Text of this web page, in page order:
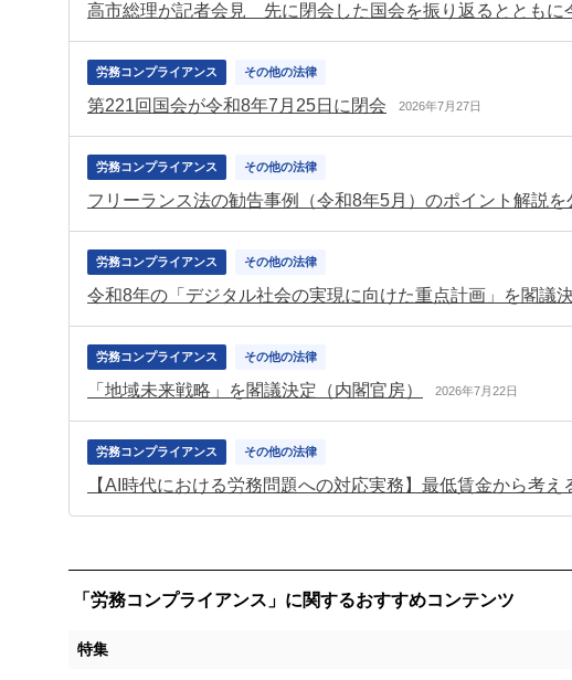
高市総理が記者会見 先に閉会した国会を振り返るとともに
労務コンプライアンス その他の法律
第221回国会が令和8年7月25日に閉会 2026年7月27日
労務コンプライアンス その他の法律
フリーランス法の勧告事例（令和8年5月）のポイント解説を
労務コンプライアンス その他の法律
令和8年の「デジタル社会の実現に向けた重点計画」を閣議決
労務コンプライアンス その他の法律
「地域未来戦略」を閣議決定（内閣官房） 2026年7月22日
労務コンプライアンス その他の法律
【AI時代における労務問題への対応実務】最低賃金から考え
「労務コンプライアンス」に関するおすすめコンテンツ
特集